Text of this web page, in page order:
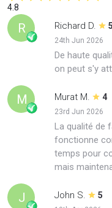
4.8
R Richard D. 5
24th Jun 2026
De haute
on peut s'y
M Murat M. 4
23rd Jun 2026
La qualité de
fonctionne
temps pour
mais
J John S. 5